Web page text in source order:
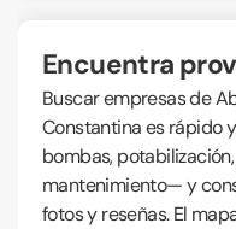
Encuentra
Buscar empresas de
Constantina es rápido
bombas,
mantenimiento— y
fotos y reseñas. El